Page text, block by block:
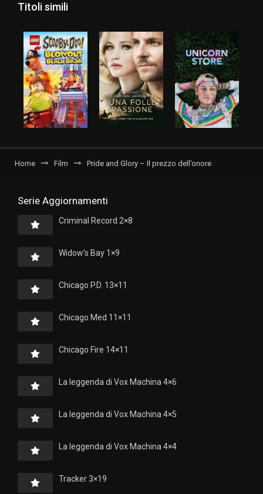
Titoli simili
Home Film Pride and Glory – Il prezzo dell’onore
Serie Aggiornamenti
Criminal Record 2×8
Widow’s Bay 1×9
Chicago P.D. 13×11
Chicago Med 11×11
Chicago Fire 14×11
La leggenda di Vox Machina 4×6
La leggenda di Vox Machina 4×5
La leggenda di Vox Machina 4×4
Tracker 3×19